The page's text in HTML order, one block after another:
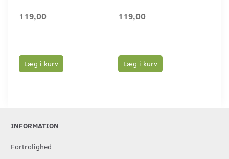
119,00
Læg i kurv
119,00
Læg i kurv
INFORMATION
Fortrolighed